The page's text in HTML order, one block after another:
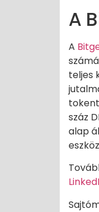
A
A
teljes
száz
alap